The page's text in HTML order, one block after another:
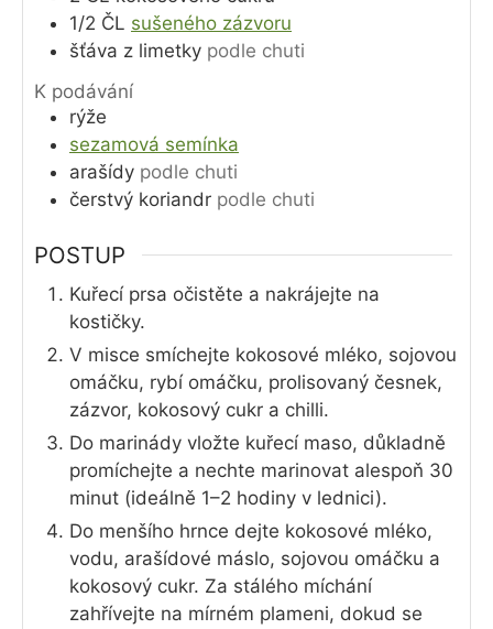
1/2 ČL sušeného zázvoru
šťáva z limetky podle chuti
K podávání
rýže
sezamová semínka
arašídy podle chuti
čerstvý koriandr podle chuti
POSTUP
Kuřecí prsa očistěte a nakrájejte na
kostičky.
V misce smíchejte kokosové mléko, sojovou
omáčku, rybí omáčku, prolisovaný česnek,
zázvor, kokosový cukr a chilli.
Do marinády vložte kuřecí maso, důkladně
promíchejte a nechte marinovat alespoň 30
minut (ideálně 1–2 hodiny v lednici).
Do menšího hrnce dejte kokosové mléko,
vodu, arašídové máslo, sojovou omáčku a
kokosový cukr. Za stálého míchání
zahřívejte na mírném plameni, dokud se